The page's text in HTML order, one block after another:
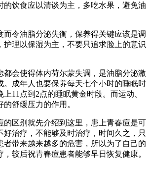
的饮食应以清谈为主，多吃水果，避免油
令油脂分泌失衡，保养得关键应该是调
护理以保湿为主，不要只追求脸上的意识
会使得体内荷尔蒙失调，是油脂分泌激
。成年人也要保养每天七个小时的睡眠时
11点到2点的睡眠黄金时段。而运动、
舒缓压力的作用。
区别就先介绍到这里，患上青春痘是可
好治疗，不能够及时治疗，时间久之，只
者带来越来越多的危害，所以为了自己的
较后祝青春痘患者能够早日恢复健康。